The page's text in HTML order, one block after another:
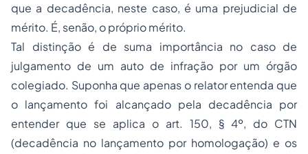
que a decadência, neste caso, é uma prejudicial de
mérito. É, senão, o próprio mérito.
Tal distinção é de suma importância no caso de
julgamento de um auto de infração por um órgão
colegiado. Suponha que apenas o relator entenda que
o lançamento foi alcançado pela decadência por
entender que se aplica o art. 150, § 4º, do CTN
(decadência no lançamento por homologação) e os